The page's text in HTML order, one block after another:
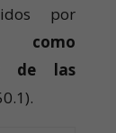
por
como
de las